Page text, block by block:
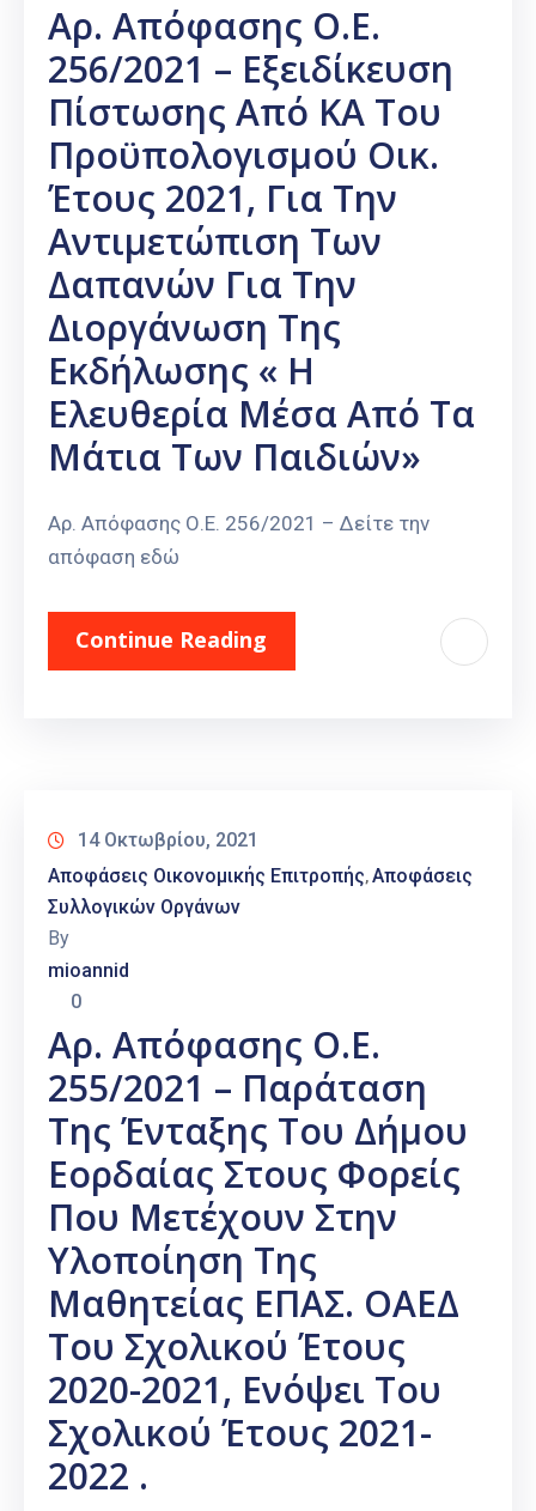
Αρ. Απόφασης Ο.Ε.
256/2021 – Εξειδίκευση
Πίστωσης Από ΚΑ Του
Προϋπολογισμού Οικ.
Έτους 2021, Για Την
Αντιμετώπιση Των
Δαπανών Για Την
Διοργάνωση Της
Εκδήλωσης « Η
Ελευθερία Μέσα Από Τα
Μάτια Των Παιδιών»
Αρ. Απόφασης Ο.Ε. 256/2021 – Δείτε την
απόφαση εδώ
Continue Reading
14 Οκτωβρίου, 2021
Αποφάσεις Οικονομικής Επιτροπής‚Αποφάσεις
Συλλογικών Οργάνων
By
mioannid
0
Αρ. Απόφασης Ο.Ε.
255/2021 – Παράταση
Της Ένταξης Του Δήμου
Εορδαίας Στους Φορείς
Που Μετέχουν Στην
Υλοποίηση Της
Μαθητείας ΕΠΑΣ. ΟΑΕΔ
Του Σχολικού Έτους
2020-2021, Ενόψει Του
Σχολικού Έτους 2021-
2022 .